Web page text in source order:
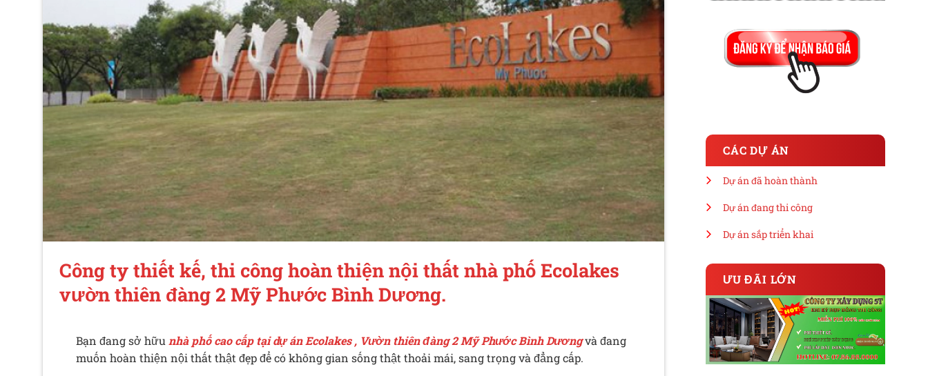
Công ty thiết kế, thi công hoàn thiện nội thất nhà phố Ecolakes
vườn thiên đàng 2 Mỹ Phước Bình Dương.
Bạn đang sở hữunhà phố cao cấp tại dự án Ecolakes , Vườn thiên đàng 2 Mỹ Phước Bình Dươngvà đang
muốn hoàn thiện nội thất thật đẹp để có không gian sống thật thoải mái, sang trọng và đẳng cấp.
CÁC DỰ ÁN
Dự án đã hoàn thành
Dự án đang thi công
Dự án sắp triển khai
ƯU ĐÃI LỚN